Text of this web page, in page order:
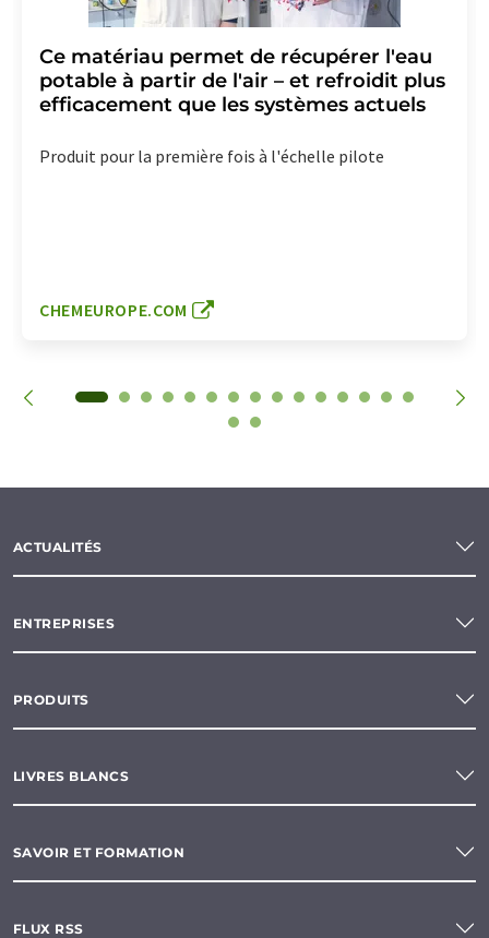
Ce matériau permet de récupérer l'eau
potable à partir de l'air – et refroidit plus
efficacement que les systèmes actuels
Produit pour la première fois à l'échelle pilote
CHEMEUROPE.COM
ACTUALITÉS
ENTREPRISES
PRODUITS
LIVRES BLANCS
SAVOIR ET FORMATION
FLUX RSS